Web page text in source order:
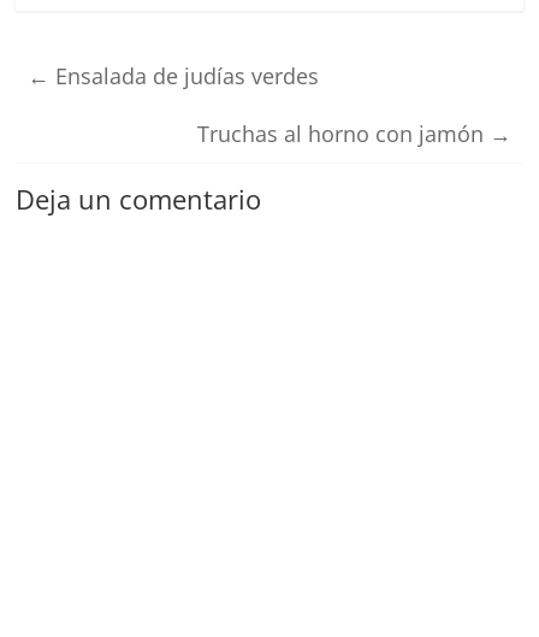
← Ensalada de judías verdes
Truchas al horno con jamón →
Deja un comentario